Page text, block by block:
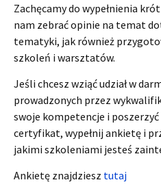
Zachęcamy do wypełnienia
nam zebrać opinie na temat
tematyki, jak również
szkoleń i warsztatów.
Jeśli chcesz wziąć udział w
prowadzonych przez
swoje kompetencje i
certyfikat, wypełnij ankietę i
jakimi szkoleniami jesteś
Ankietę znajdziesz tutaj